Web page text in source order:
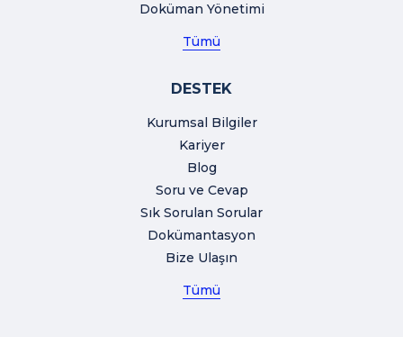
Doküman Yönetimi
Tümü
DESTEK
Kurumsal Bilgiler
Kariyer
Blog
Soru ve Cevap
Sık Sorulan Sorular
Dokümantasyon
Bize Ulaşın
Tümü